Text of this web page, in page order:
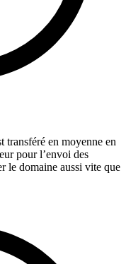
transféré en moyenne en
pour l’envoi des
le domaine aussi vite que